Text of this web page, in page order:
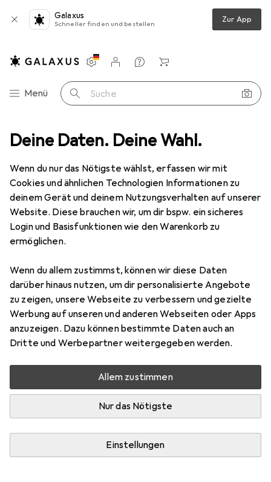
Deine Daten. Deine Wahl.
Wenn du nur das Nötigste wählst, erfassen wir mit
Cookies und ähnlichen Technologien Informationen zu
deinem Gerät und deinem Nutzungsverhalten auf unserer
Website. Diese brauchen wir, um dir bspw. ein sicheres
Login und Basisfunktionen wie den Warenkorb zu
ermöglichen.
Wenn du allem zustimmst, können wir diese Daten
darüber hinaus nutzen, um dir personalisierte Angebote
zu zeigen, unsere Webseite zu verbessern und gezielte
Werbung auf unseren und anderen Webseiten oder Apps
anzuzeigen. Dazu können bestimmte Daten auch an
Dritte und Werbepartner weitergegeben werden.
Allem zustimmen
Nur das Nötigste
Einstellungen
Galaxus
Schneller finden und bestellen Zur App
Navigation nach Kategorien
Menü Suche
Einstellungen
Kundenkonto
Vergleichslisten
Merklisten
Warenkorb
IT + Multimedia Softwarelösungen Digitale Guthabenkarte
Digitale Guthabenkarte
Produkte Forum